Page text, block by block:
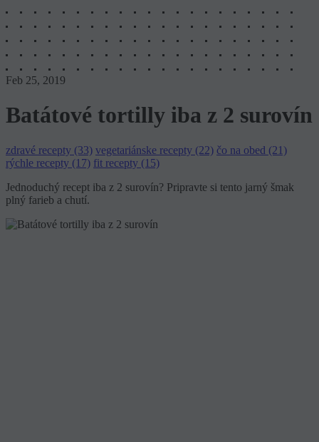
Feb 25, 2019
Batátové tortilly iba z 2 surovín
zdravé recepty (33) vegetariánske recepty (22) čo na obed (21)
rýchle recepty (17) fit recepty (15)
Jednoduchý recept iba z 2 surovín? Pripravte si tento jarný šmak
plný farieb a chutí.